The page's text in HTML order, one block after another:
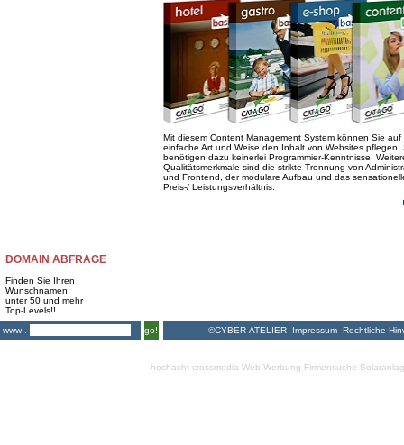
DOMAIN ABFRAGE
Finden Sie Ihren
Wunschnamen
unter 50 und mehr
Top-Levels!!
www .
go!
Mit diesem Content Management System können Sie auf
einfache Art und Weise den Inhalt von Websites pflegen.
benötigen dazu keinerlei Programmier-Kenntnisse!
Qualitätsmerkmale sind die strikte Trennung von
und Frontend, der modulare Aufbau und das
Preis-/ Leistungsverhältnis.
©CYBER-ATELIER Impressum Rechtliche
hochacht crossmedia Web-Werbung Firmensuche